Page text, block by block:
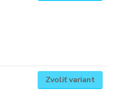
Zvoliť variant